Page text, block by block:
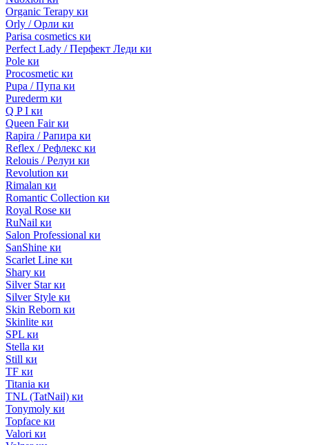
Organic Terapy ки
Orly / Орли ки
Parisa cosmetics ки
Perfect Lady / Перфект Леди ки
Pole ки
Procosmetic ки
Pupa / Пупа ки
Purederm ки
Q P I ки
Queen Fair ки
Rapira / Рапира ки
Reflex / Рефлекс ки
Relouis / Релуи ки
Revolution ки
Rimalan ки
Romantic Collection ки
Royal Rose ки
RuNail ки
Salon Professional ки
SanShine ки
Scarlet Line ки
Shary ки
Silver Star ки
Silver Style ки
Skin Reborn ки
Skinlite ки
SPL ки
Stella ки
Still ки
TF ки
Titania ки
TNL (TatNail) ки
Tonymoly ки
Topface ки
Valori ки